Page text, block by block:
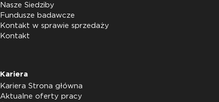
Nasze Siedziby
Fundusze badawcze
Kontakt w sprawie sprzedaży
Kontakt
Kariera
Kariera Strona główna
Aktualne oferty pracy